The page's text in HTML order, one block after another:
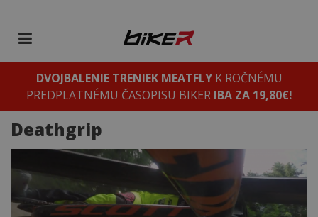
DVOJBALENIE TRENIEK MEATFLYK ROČNÉMU
PREDPLATNÉMU ČASOPISU BIKER IBA ZA 19,80€!
Deathgrip